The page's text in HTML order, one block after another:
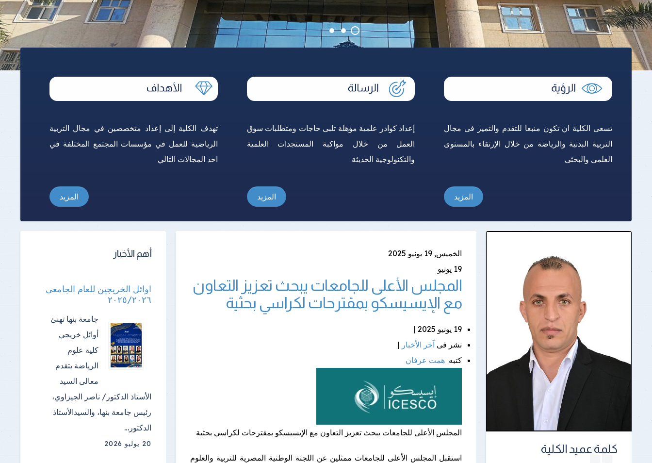
نتائج الامتحانات
تسعى الكلية ان تكون منبعا للتقدم والتميز فى مجال
التربية البدنية والرياضة من خلال الإرتقاء بالمستوى
العلمى والبحثى
المزيد
إعداد كوادر علمية مؤهلة تلبى حاجات ومتطلبات سوق
العمل من خلال مواكبة المستجدات العلمية
والتكنولوجية الحديثة
المزيد
تهدف الكلية إلى إعداد متخصصين في مجال التربية
الرياضية للعمل في مؤسسات المجتمع المختلفة في
احد المجالات التالي
المزيد
الخميس, 19 يونيو 2025
19 يونيو
المجلس الأعلى للجامعات يبحث تعزيز التعاون
مع الإيسيسكو بمقترحات لكراسي بحثية
19 يونيو 2025 |
نشر فى آخر الأخبار |
كتبه همت عرفان
المجلس الأعلى للجامعات يبحث تعزيز التعاون مع الإيسيسكو بمقترحات لكراسي بحثية
استقبل المجلس الأعلى للجامعات ممثلين عن اللجنة الوطنية المصرية للتربية والعلوم
كلمة عميد الكلية
أهم الأخبار
اوائل الخريجين للعام الجامعى
٢٠٢٥/٢٠٢٦
جامعة بنها تهنئ
أوائل خريجي
كلية علوم
الرياضة ​يتقدم
معالى السيد
الأستاذ الدكتور/ ناصر الجيزاوي،
رئيس جامعة بنها، والسيدالأستاذ
الدكتور…
20 يوليو 2026